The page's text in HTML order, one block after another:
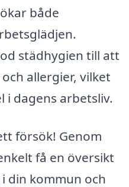
både
städhygien till att
allergier, vilket
i dagens arbetsliv.
försök! Genom
få en översikt
din kommun och